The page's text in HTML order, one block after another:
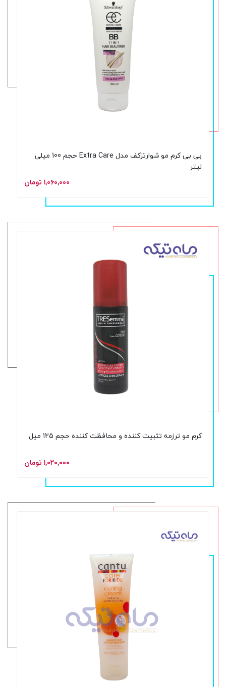
بی بی کرم مو شوارتزکف مدل Extra Care حجم 100 میلی
لیتر
۱,۰۶۰,۰۰۰ تومان
کرم مو ترزمه تثبیت کننده و محافظت کننده حجم 125 میل
۱,۰۲۰,۰۰۰ تومان